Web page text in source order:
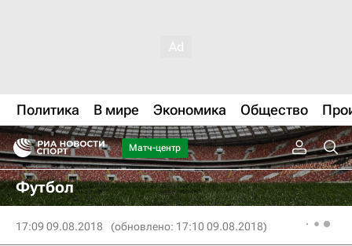
Политика В мире Экономика Общество
Матч-центр
Футбол
17:09 09.08.2018 (обновлено: 17:10 09.08.2018)